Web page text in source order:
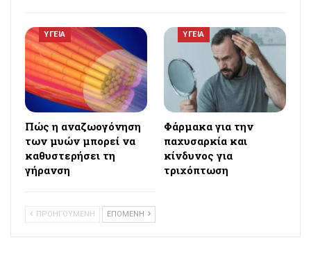
ΥΓΕΙΑ
Πώς η αναζωογόνηση
των μυών μπορεί να
καθυστερήσει τη
γήρανση
ΥΓΕΙΑ
Φάρμακα για την
παχυσαρκία και
κίνδυνος για
τριχόπτωση
ΠΡΟΗΓΟΥΜΕΝΗ ΕΠΟΜΕΝΗ